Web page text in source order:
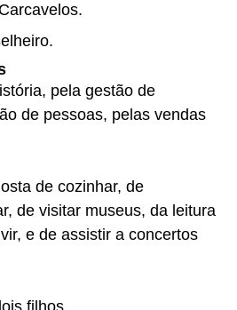
pela gestão de
de pessoas, pelas vendas
de cozinhar, de
de visitar museus, da leitura
e de assistir a concertos